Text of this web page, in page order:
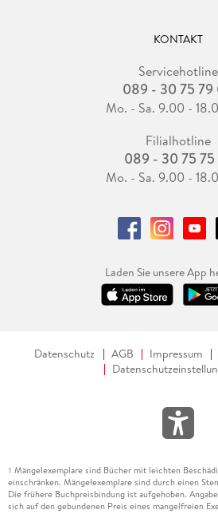
KONTAKT
Servicehotline
089 - 30 75 79
Mo. - Sa. 9.00 -
Filialhotline
089 - 30 75 75
Mo. - Sa. 9.00 -
Laden Sie unsere App
Datenschutz AGB Impressum
1 Mängelexemplare sind Bücher mit leichten
einschränken. Mängelexemplare sind durch einen
Die frühere Buchpreisbindung ist aufgehoben.
sich auf den gebundenen Preis eines mangelfreien